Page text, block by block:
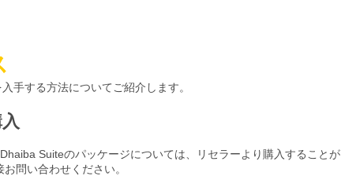
手する方法についてご紹介します。
Suiteのパッケージについては、リセラーより購入することが
問い合わせください。